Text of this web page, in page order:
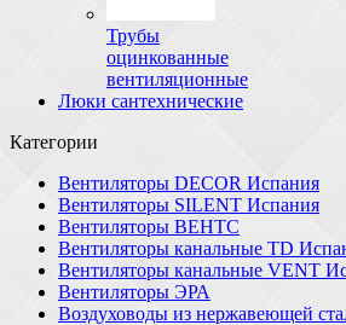
Трубы
оцинкованные
вентиляционные
Люки сантехнические
Категории
Вентиляторы DECOR Испания
Вентиляторы SILENT Испания
Вентиляторы ВЕНТС
Вентиляторы канальные TD
Вентиляторы канальные VENT
Вентиляторы ЭРА
Воздуховоды из нержавеющей